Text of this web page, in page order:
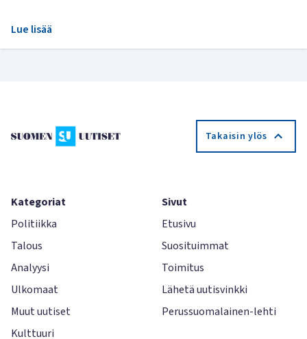
Lue lisää
Takaisin ylös
Kategoriat
Politiikka
Talous
Analyysi
Ulkomaat
Muut uutiset
Kulttuuri
Sivut
Etusivu
Suosituimmat
Toimitus
Lähetä uutisvinkki
Perussuomalainen-lehti